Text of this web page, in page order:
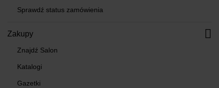
Sprawdź status zamówienia
Zakupy
Znajdź Salon
Katalogi
Gazetki